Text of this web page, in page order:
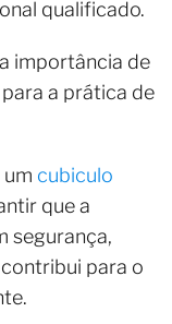
qualificado.
importância de
a prática de
cubiculo
que a
segurança,
para o